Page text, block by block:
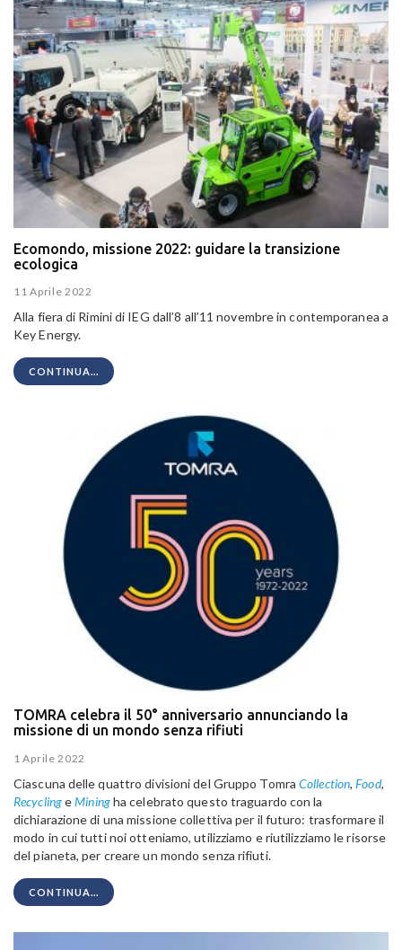
Ecomondo, missione 2022: guidare la transizione
ecologica
11 Aprile 2022
Alla fiera di Rimini di IEG dall’8 all’11 novembre in contemporanea a
Key Energy.
CONTINUA...
TOMRA celebra il 50° anniversario annunciando la
missione di un mondo senza rifiuti
1 Aprile 2022
Ciascuna delle quattro divisioni del Gruppo Tomra Collection,Food,
RecyclingeMiningha celebrato questo traguardo con la
dichiarazione di una missione collettiva per il futuro: trasformare il
modo in cui tutti noi otteniamo, utilizziamo e riutilizziamo le risorse
del pianeta, per creare un mondo senza rifiuti.
CONTINUA...